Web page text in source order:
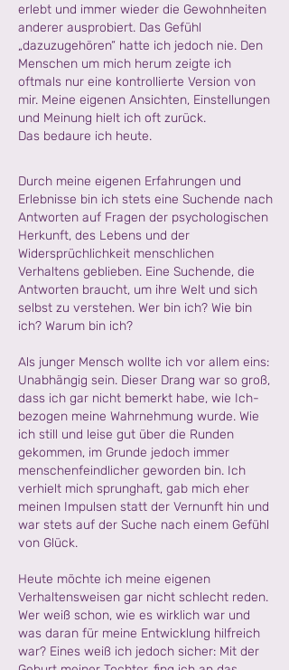
erlebt und immer wieder die Gewohnheiten
anderer ausprobiert. Das Gefühl
„dazuzugehören“ hatte ich jedoch nie. Den
Menschen um mich herum zeigte ich
oftmals nur eine kontrollierte Version von
mir. Meine eigenen Ansichten, Einstellungen
und Meinung hielt ich oft zurück.
Das bedaure ich heute.
Durch meine eigenen Erfahrungen und
Erlebnisse bin ich stets eine Suchende nach
Antworten auf Fragen der psychologischen
Herkunft, des Lebens und der
Widersprüchlichkeit menschlichen
Verhaltens geblieben. Eine Suchende, die
Antworten braucht, um ihre Welt und sich
selbst zu verstehen. Wer bin ich? Wie bin
ich? Warum bin ich?
Als junger Mensch wollte ich vor allem eins:
Unabhängig sein. Dieser Drang war so groß,
dass ich gar nicht bemerkt habe, wie Ich-
bezogen meine Wahrnehmung wurde. Wie
ich still und leise gut über die Runden
gekommen, im Grunde jedoch immer
menschenfeindlicher geworden bin. Ich
verhielt mich sprunghaft, gab mich eher
meinen Impulsen statt der Vernunft hin und
war stets auf der Suche nach einem Gefühl
von Glück.
Heute möchte ich meine eigenen
Verhaltensweisen gar nicht schlecht reden.
Wer weiß schon, wie es wirklich war und
was daran für meine Entwicklung hilfreich
war? Eines weiß ich jedoch sicher: Mit der